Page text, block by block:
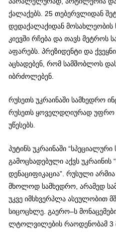
ქალაქებს. 25 თებერვლიდან
დედაქალაქიდან მოსახლეობის
კიევში რჩება და თავს მეტროს
აფარებს. პრეზიდენტი და
აცხადებენ, რომ სამშობლოს
იბრძოლებენ.
რუსეთს უკრაინაში სამხედრო
რუსეთს ყოველდღიურად უფრო
უწესებს.
პუტინს უკრაინაში
გამოცხადებული აქვს უკრაინის
დენაციფიკაცია”. რუსული
მხოლოდ სამხედრო, არამედ
უკვე იმსხვერპლა ასეულობით
სიცოცხლე. გაერო–ს
ლტოლვილების რაოდენობამ 3